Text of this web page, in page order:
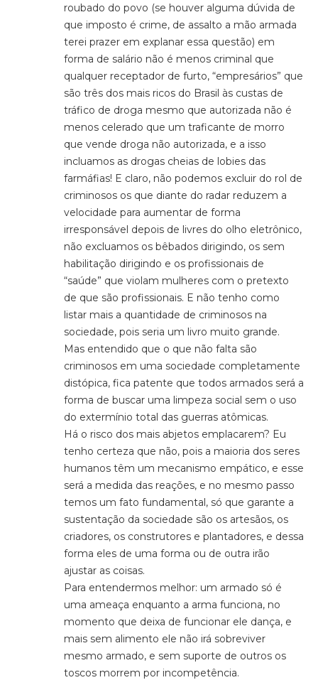
roubado do povo (se houver alguma dúvida de
que imposto é crime, de assalto a mão armada
terei prazer em explanar essa questão) em
forma de salário não é menos criminal que
qualquer receptador de furto, “empresários” que
são três dos mais ricos do Brasil às custas de
tráfico de droga mesmo que autorizada não é
menos celerado que um traficante de morro
que vende droga não autorizada, e a isso
incluamos as drogas cheias de lobies das
farmáfias! E claro, não podemos excluir do rol de
criminosos os que diante do radar reduzem a
velocidade para aumentar de forma
irresponsável depois de livres do olho eletrônico,
não excluamos os bêbados dirigindo, os sem
habilitação dirigindo e os profissionais de
“saúde” que violam mulheres com o pretexto
de que são profissionais. E não tenho como
listar mais a quantidade de criminosos na
sociedade, pois seria um livro muito grande.
Mas entendido que o que não falta são
criminosos em uma sociedade completamente
distópica, fica patente que todos armados será a
forma de buscar uma limpeza social sem o uso
do extermínio total das guerras atômicas.
Há o risco dos mais abjetos emplacarem? Eu
tenho certeza que não, pois a maioria dos seres
humanos têm um mecanismo empático, e esse
será a medida das reações, e no mesmo passo
temos um fato fundamental, só que garante a
sustentação da sociedade são os artesãos, os
criadores, os construtores e plantadores, e dessa
forma eles de uma forma ou de outra irão
ajustar as coisas.
Para entendermos melhor: um armado só é
uma ameaça enquanto a arma funciona, no
momento que deixa de funcionar ele dança, e
mais sem alimento ele não irá sobreviver
mesmo armado, e sem suporte de outros os
toscos morrem por incompetência.